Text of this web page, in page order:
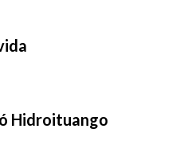
Hidroituango